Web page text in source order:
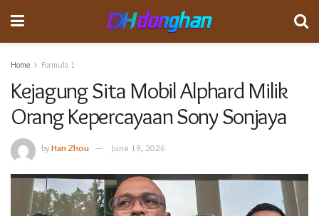
Home Formula 1
Kejagung Sita Mobil Alphard Milik
Orang Kepercayaan Sony Sonjaya
byHan Zhou June 19, 2026